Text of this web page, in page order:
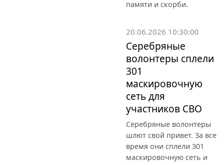
памяти и скорби.
20.06.2026 10:30:00
Серебряные
волонтеры сплели
301
маскировочную
сеть для
участников СВО
Серебряные волонтеры
шлют свой привет. За все
время они сплели 301
маскировочную сеть и